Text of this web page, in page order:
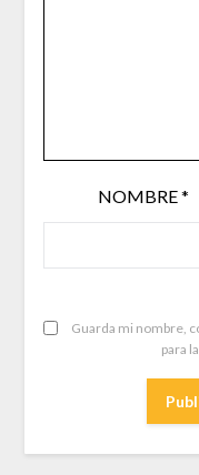
NOMBRE*
Guarda mi nombre,
para